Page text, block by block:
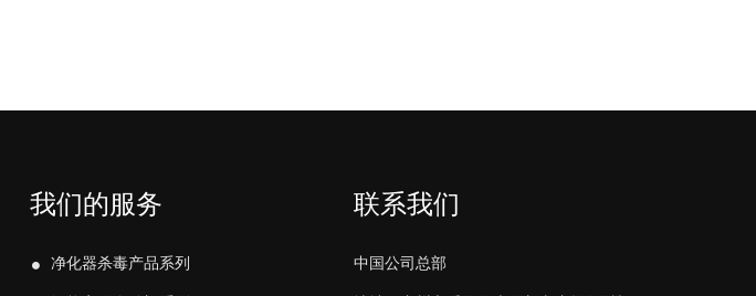
我们的服务
净化器杀毒产品系列
联系我们
中国公司总部